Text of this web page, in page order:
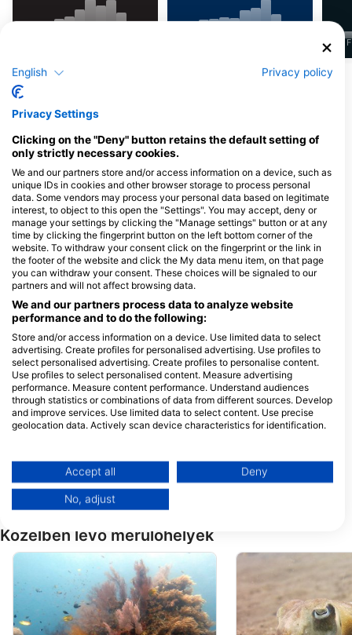
F
Merülőközpontok, amelyek ezt a
merülőhelyet kínálják
Nico Dives Cool Bali
Jl. Sekuta 114 Sanur, 80228
Denpasar, BA - IndonÉzia
ADVENTURE DIVERS BALI
Karangasem, BA - IndonÉzia
Fresh Fins Diving
Jalan Raya Amed Jemeluk,
80852 Amed-Karangasem,
BA - IndonÉzia
Mavi Diving
Jl;. Singaraja - Amlapura
Sambirenteng , Tejakula,
AMED DIVE EXPLORER
Jl. IKetut Natih, 80852
Amed, BA - IndonÉzia
Jl. Raya Kubu,
Karangasem, BA -
IndonÉzia
Ocean Tree Bali
Jalan Ketut Natih,
Karangasem, BA -
Jl. Raya Abang -
80853
Közelben lévő merülőhelyek
English Privacy policy
Privacy Settings
Clicking on the "Deny" button retains the default setting of
only strictly necessary cookies.
We and our partners store and/or access information on a device, such as
unique IDs in cookies and other browser storage to process personal
data. Some vendors may process your personal data based on legitimate
interest, to object to this open the "Settings". You may accept, deny or
manage your settings by clicking the "Manage settings" button or at any
time by clicking the fingerprint button on the left bottom corner of the
website. To withdraw your consent click on the fingerprint or the link in
the footer of the website and click the My data menu item, on that page
you can withdraw your consent. These choices will be signaled to our
partners and will not affect browsing data.
We and our partners process data to analyze website
performance and to do the following:
Store and/or access information on a device. Use limited data to select
advertising. Create profiles for personalised advertising. Use profiles to
select personalised advertising. Create profiles to personalise content.
Use profiles to select personalised content. Measure advertising
performance. Measure content performance. Understand audiences
through statistics or combinations of data from different sources. Develop
and improve services. Use limited data to select content. Use precise
geolocation data. Actively scan device characteristics for identification.
Data may be shared outside of the European Union and send to the USA.
Your consent and the cookie policy applies solely to this website/app.
View Partner List (1 IAB Vendors)
IAB processing purposes:
Store and/or access information on a device
Use limited data to select advertising
Create profiles for personalised advertising
Accept all Deny
No, adjust